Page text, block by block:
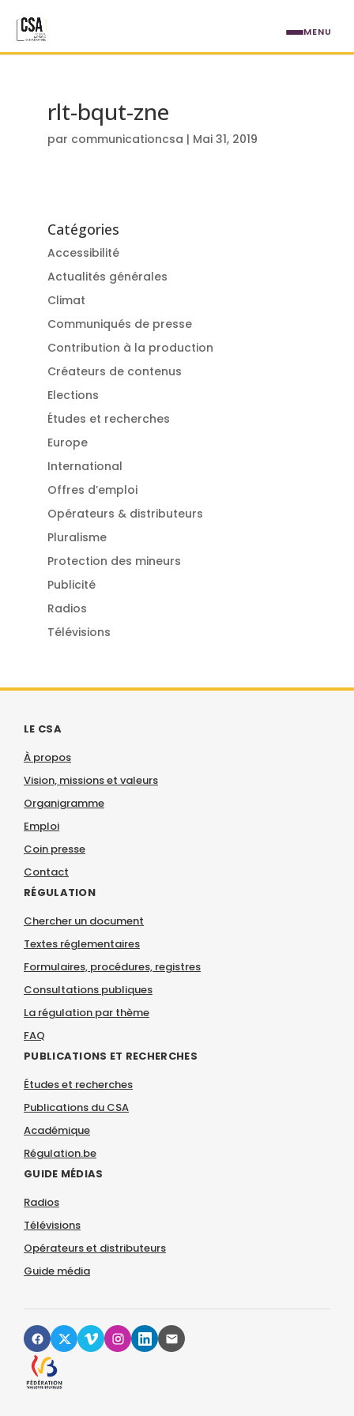
rlt-bqut-zne
par communicationcsa | Mai 31, 2019
Catégories
Accessibilité
Actualités générales
Climat
Communiqués de presse
Contribution à la production
Créateurs de contenus
Elections
Études et recherches
Europe
International
Offres d’emploi
Opérateurs & distributeurs
Pluralisme
Protection des mineurs
Publicité
Radios
Télévisions
LE CSA
À propos
Vision, missions et valeurs
Organigramme
Emploi
Coin presse
Contact
RÉGULATION
Chercher un document
Textes réglementaires
Formulaires, procédures, registres
Consultations publiques
La régulation par thème
FAQ
PUBLICATIONS ET RECHERCHES
Études et recherches
Publications du CSA
Académique
Régulation.be
GUIDE MÉDIAS
Radios
Télévisions
Opérateurs et distributeurs
Guide média
MENU